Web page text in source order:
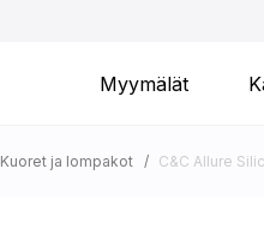
Myymälät
Kuoret ja lompakot C&C Allure